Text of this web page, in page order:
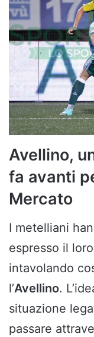
Avellino,
fa avanti
Mercato
I metelliani
espresso il
intavolando
l’Avellino.
situazione
passare